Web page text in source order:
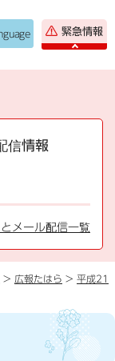
緊急情報
信情報
メール配信一覧
> 広報たはら > 平成21